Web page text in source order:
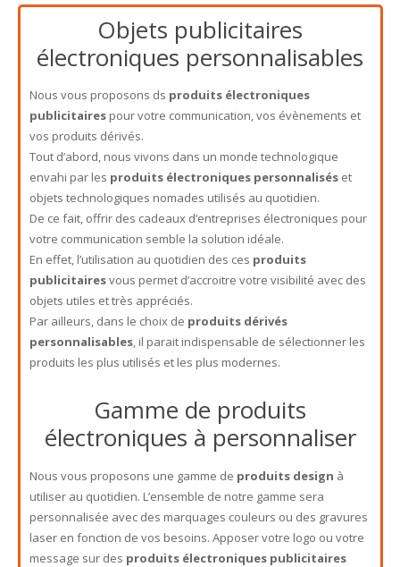
Objets publicitaires
électroniques personnalisables
Nous vous proposons ds produits électroniques
publicitairespour votre communication, vos évènements et
vos produits dérivés.
Tout d’abord, nous vivons dans un monde technologique
envahi par les produits électroniques personnaliséset
objets technologiques nomades utilisés au quotidien.
De ce fait, offrir des cadeaux d’entreprises électroniques pour
votre communication semble la solution idéale.
En effet, l’utilisation au quotidien des ces produits
publicitairesvous permet d’accroitre votre visibilité avec des
objets utiles et très appréciés.
Par ailleurs, dans le choix de produits dérivés
personnalisables, il parait indispensable de sélectionner les
produits les plus utilisés et les plus modernes.
Gamme de produits
électroniques à personnaliser
Nous vous proposons une gamme de produits design à
utiliser au quotidien. L’ensemble de notre gamme sera
personnalisée avec des marquages couleurs ou des gravures
laser en fonction de vos besoins. Apposer votre logo ou votre
message sur des produits électroniques publicitaires